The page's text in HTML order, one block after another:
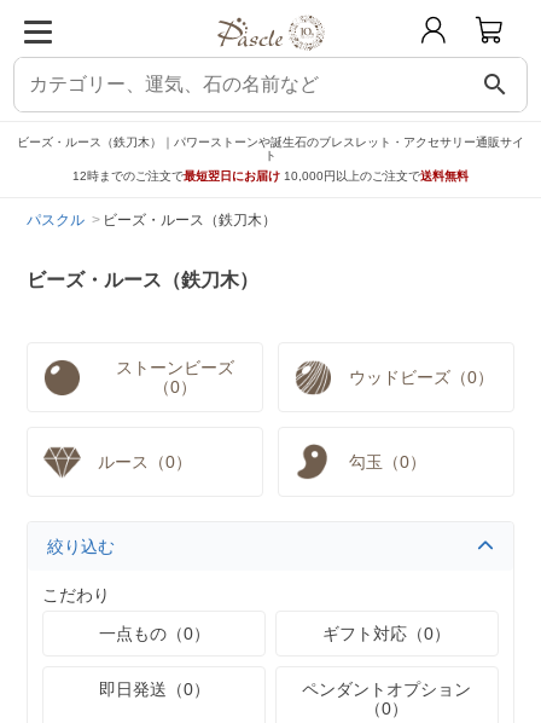
search
ビーズ・ルース（鉄刀木）｜パワーストーンや誕生石のブレスレット・アクセサリー通販サイ
ト
12時までのご注文で最短翌日にお届け 10,000円以上のご注文で送料無料
パスクル ビーズ・ルース（鉄刀木）
ビーズ・ルース（鉄刀木）
ストーンビーズ
（0）
ウッドビーズ（0）
ルース（0） 勾玉（0）
絞り込む
こだわり
一点もの（0）
ギフト対応（0）
即日発送（0）
ペンダントオプション
（0）